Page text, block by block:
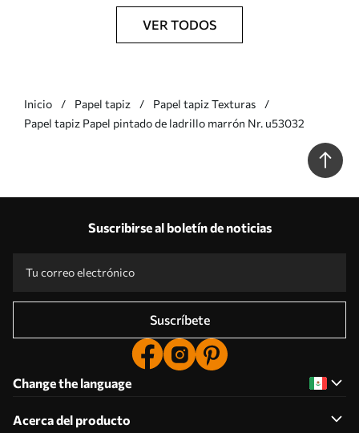
VER TODOS
Inicio Papel tapiz
Papel tapiz Texturas
Papel tapiz Papel pintado de ladrillo marrón Nr. u53032
Suscribirse al boletín de noticias
Suscríbete
Change the language
Acerca del producto